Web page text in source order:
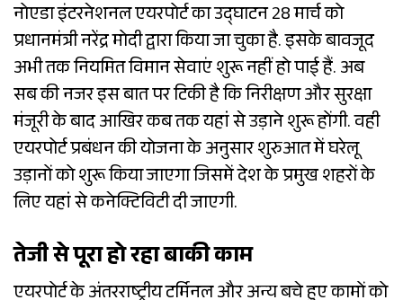
नोएडा इंटरनेशनल एयरपोर्ट का उद्घाटन 28 मार्च को
प्रधानमंत्री नरेंद्र मोदी द्वारा किया जा चुका है. इसके बावजूद
अभी तक नियमित विमान सेवाएं शुरू नहीं हो पाई हैं. अब
सब की नजर इस बात पर टिकी है कि निरीक्षण और सुरक्षा
मंजूरी के बाद आखिर कब तक यहां से उड़ाने शुरू होंगी. वही
एयरपोर्ट प्रबंधन की योजना के अनुसार शुरुआत में घरेलू
उड़ानों को शुरू किया जाएगा जिसमें देश के प्रमुख शहरों के
लिए यहां से कनेक्टिविटी दी जाएगी.
तेजी से पूरा हो रहा बाकी काम